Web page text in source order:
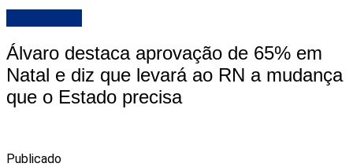
Álvaro destaca aprovação de 65% em
Natal e diz que levará ao RN a mudança
que o Estado precisa
Publicado